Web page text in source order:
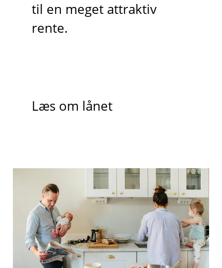
til en meget attraktiv
rente.
Læs om lånet